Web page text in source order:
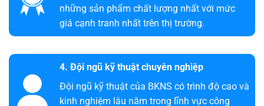
những sản phẩm chất lượng nhất với mức
giá cạnh tranh nhất trên thị trường.
4. Đội ngũ kỹ thuật chuyên nghiệp
Đội ngũ kỹ thuật của BKNS có trình độ cao và
kinh nghiệm lâu năm trong lĩnh vực công